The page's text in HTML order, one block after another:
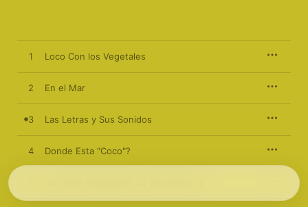
1 Loco Con los Vegetales
2 En el Mar
3 Las Letras y Sus Sonidos
4 Donde Esta "Coco"?